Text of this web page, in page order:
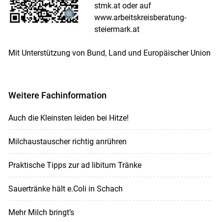
stmk.at oder auf
www.arbeitskreisberatung-
steiermark.at
Mit Unterstützung von Bund, Land und Europäischer Union
Weitere Fachinformation
Auch die Kleinsten leiden bei Hitze!
Milchaustauscher richtig anrühren
Praktische Tipps zur ad libitum Tränke
Sauertränke hält e.Coli in Schach
Mehr Milch bringt’s